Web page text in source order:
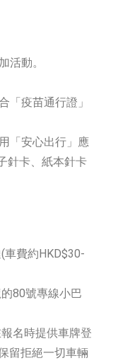
活動。
「疫苗通行證」
「安心出行」應
針卡、紙本針卡
車費約HKD$30-
80號專線小巴
名時提供車牌登
留拒絕一切車輛